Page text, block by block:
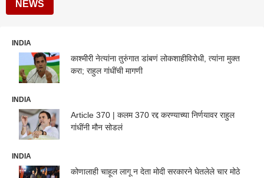
NEWS
INDIA
काश्मीरी नेत्यांना तुरुंगात डांबणं लोकशाहीविरोधी, त्यांना मुक्त
करा; राहुल गांधींची मागणी
INDIA
Article 370 | कलम 370 रद्द करण्याच्या निर्णयावर राहुल
गांधींनी मौन सोडलं
INDIA
कोणालाही चाहूल लागू न देता मोदी सरकारने घेतलेले चार मोठे